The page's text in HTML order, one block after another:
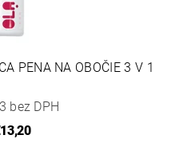
PENA NA OBOČIE 3 V 1
bez DPH